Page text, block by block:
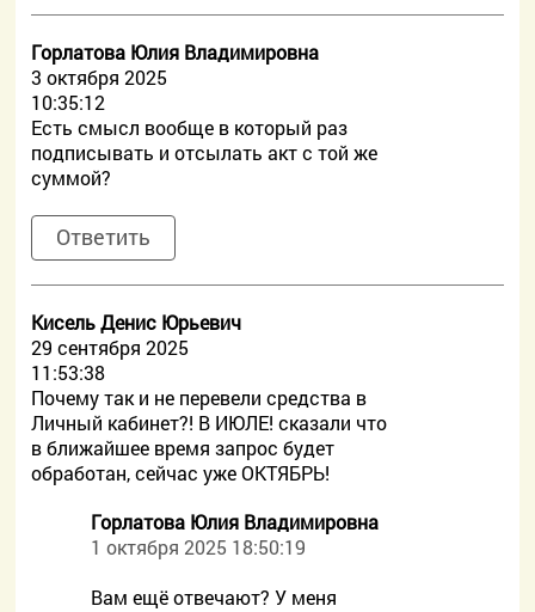
Горлатова Юлия Владимировна
3 октября 2025
10:35:12
Есть смысл вообще в который раз
подписывать и отсылать акт с той же
суммой?
Ответить
Кисель Денис Юрьевич
29 сентября 2025
11:53:38
Почему так и не перевели средства в
Личный кабинет?! В ИЮЛЕ! сказали что
в ближайшее время запрос будет
обработан, сейчас уже ОКТЯБРЬ!
Горлатова Юлия Владимировна
1 октября 2025 18:50:19
Вам ещё отвечают? У меня